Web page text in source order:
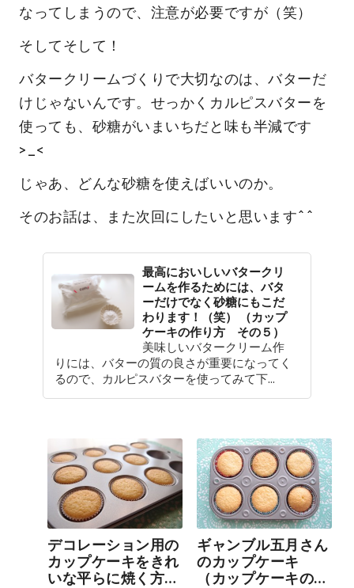
なってしまうので、注意が必要ですが（笑）
そしてそして！
バタークリームづくりで大切なのは、バターだ
けじゃないんです。せっかくカルピスバターを
使っても、砂糖がいまいちだと味も半減です
>_<
じゃあ、どんな砂糖を使えばいいのか。
そのお話は、また次回にしたいと思います^^
最高においしいバタークリ
ームを作るためには、バタ
ーだけでなく砂糖にもこだ
わります！（笑） （カップ
ケーキの作り方 その５）
美味しいバタークリーム作
りには、バターの質の良さが重要になってく
るので、カルピスバターを使ってみて下...
デコレーション用の
カップケーキをきれ
いな平らに焼く方法
ギャンブル五月さん
のカップケーキ
（カップケーキの作